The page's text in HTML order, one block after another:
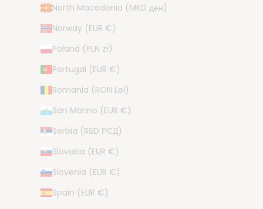
North Macedonia (MKD ден)
Norway (EUR €)
Poland (PLN zł)
Portugal (EUR €)
Romania (RON Lei)
San Marino (EUR €)
Serbia (RSD РСД)
Slovakia (EUR €)
Slovenia (EUR €)
Spain (EUR €)